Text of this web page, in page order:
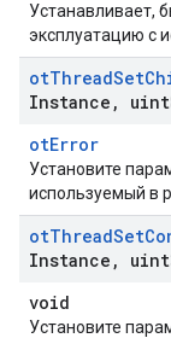
Устанавливает,
эксплуатацию с
otThreadSet
Instance ,
otError
Установите
используемый в
otThreadSet
Instance ,
void
Установите